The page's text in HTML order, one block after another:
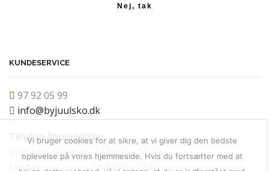
Nej, tak
KUNDESERVICE
97 92 05 99
info@byjuulsko.dk
Telefon åbningstider:
Mandag - Fredag kl 10.00 - 16.00
Lørdag kl 10.00 - 13.00
Vi bruger cookies for at sikre, at vi giver dig den bedste
oplevelse på vores hjemmeside. Hvis du fortsætter med at